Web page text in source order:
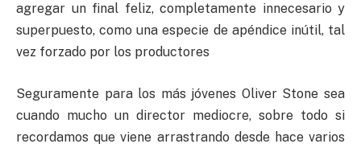
agregar un final feliz, completamente innecesario y
superpuesto, como una especie de apéndice inútil, tal
vez forzado por los productores
Seguramente para los más jóvenes Oliver Stone sea
cuando mucho un director mediocre, sobre todo si
recordamos que viene arrastrando desde hace varios